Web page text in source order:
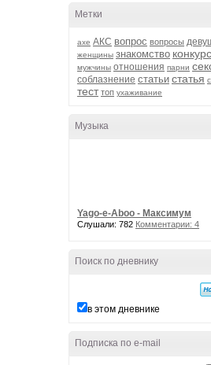
Метки
axe АКС вопрос вопросы
женщины знакомство конкурс
мужчины отношения парни
соблазнение статьи статья
тест топ ухаживание
Музыка
Yago-e-Aboo - Максимум
Слушали: 782 Комментарии: 4
Поиск по дневнику
в этом дневнике
Подписка по e-mail